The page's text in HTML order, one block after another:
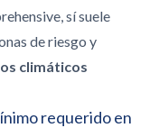
sí suele
de riesgo y
climáticos
requerido en